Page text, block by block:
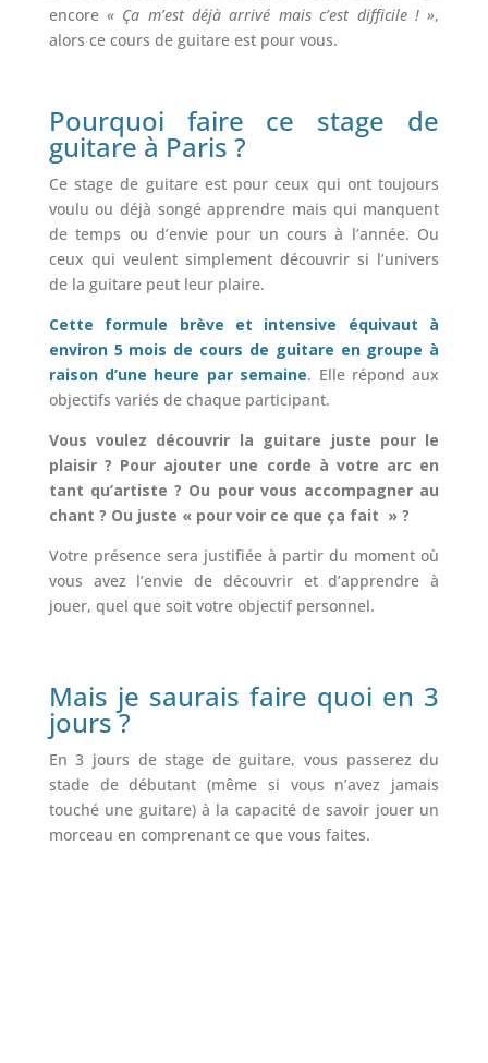
encore« Ça m’est déjà arrivé mais c’est difficile ! »,
alors ce cours de guitare est pour vous.
Pourquoi faire ce stage de
guitare à Paris ?
Ce stage de guitare est pour ceux qui ont toujours
voulu ou déjà songé apprendre mais qui manquent
de temps ou d’envie pour un cours à l’année. Ou
ceux qui veulent simplement découvrir si l’univers
de la guitare peut leur plaire.
Cette formule brève et intensive équivaut à
environ 5 mois de cours de guitare en groupe à
raison d’une heure par semaine. Elle répond aux
objectifs variés de chaque participant.
Vous voulez découvrir la guitare juste pour le
plaisir ? Pour ajouter une corde à votre arc en
tant qu’artiste ? Ou pour vous accompagner au
chant ? Ou juste « pour voir ce que ça fait » ?
Votre présence sera justifiée à partir du moment où
vous avez l’envie de découvrir et d’apprendre à
jouer, quel que soit votre objectif personnel.
Mais je saurais faire quoi en 3
jours ?
En 3 jours de stage de guitare, vous passerez du
stade de débutant (même si vous n’avez jamais
touché une guitare) à la capacité de savoir jouer un
morceau en comprenant ce que vous faites.